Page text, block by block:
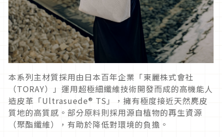
本系列主材質採用由日本百年企業「東麗株式會社
（TORAY）」運用超極細纖維技術開發而成的高機能人
造皮革「Ultrasuede® TS」，擁有極度接近天然麂皮
質地的高質感。部分原料則採用源自植物的再生資源
（聚酯纖維），有助於降低對環境的負擔。